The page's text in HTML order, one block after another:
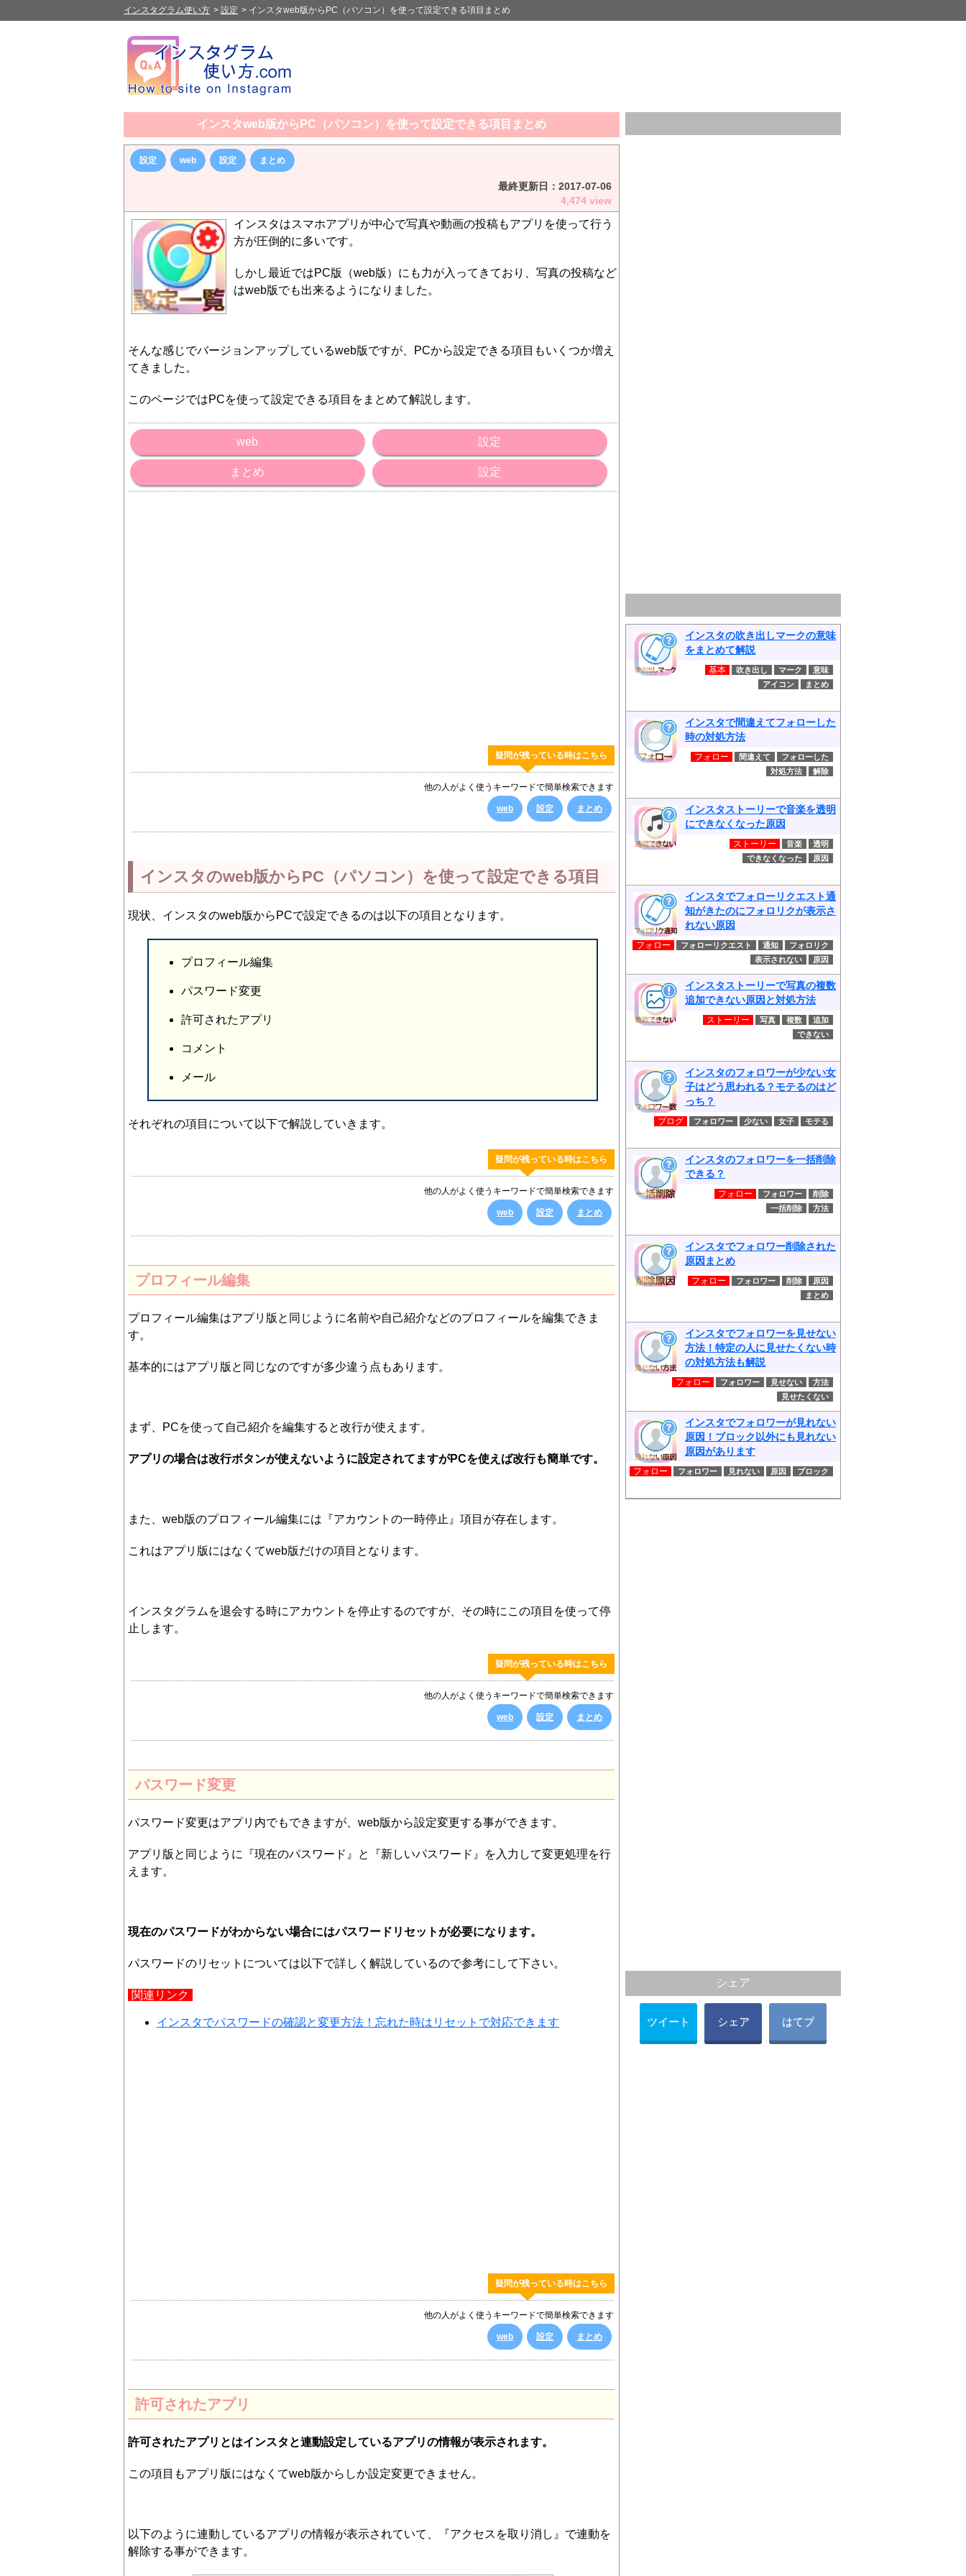
インスタグラム使い方 > 設定 > インスタweb版からPC（パソコン）を使って設定できる項目まとめ
インスタweb版からPC（パソコン）を使って設定できる項目まとめ
設定 web 設定 まとめ
最終更新日： 2017-07-06
4,474 view
インスタはスマホアプリが中心で写真や動画の投稿もアプリを使って行う
方が圧倒的に多いです。
しかし最近ではPC版（web版）にも力が入ってきており、写真の投稿など
はweb版でも出来るようになりました。
そんな感じでバージョンアップしているweb版ですが、PCから設定できる項目もいくつか増え
てきました。
このページではPCを使って設定できる項目をまとめて解説します。
web 設定
まとめ 設定
疑問が残っている時はこちら
他の人がよく使うキーワードで簡単検索できます
web 設定 まとめ
インスタのweb版からPC（パソコン）を使って設定できる項目
現状、インスタのweb版からPCで設定できるのは以下の項目となります。
プロフィール編集
パスワード変更
許可されたアプリ
コメント
メール
それぞれの項目について以下で解説していきます。
疑問が残っている時はこちら
他の人がよく使うキーワードで簡単検索できます
web 設定 まとめ
プロフィール編集
プロフィール編集はアプリ版と同じように名前や自己紹介などのプロフィールを編集できま
す。
基本的にはアプリ版と同じなのですが多少違う点もあります。
まず、PCを使って自己紹介を編集すると改行が使えます。
アプリの場合は改行ボタンが使えないように設定されてますがPCを使えば改行も簡単です。
また、web版のプロフィール編集には『アカウントの一時停止』項目が存在します。
これはアプリ版にはなくてweb版だけの項目となります。
インスタグラムを退会する時にアカウントを停止するのですが、その時にこの項目を使って停
止します。
疑問が残っている時はこちら
他の人がよく使うキーワードで簡単検索できます
web 設定 まとめ
パスワード変更
パスワード変更はアプリ内でもできますが、web版から設定変更する事ができます。
アプリ版と同じように『現在のパスワード』と『新しいパスワード』を入力して変更処理を行
えます。
現在のパスワードがわからない場合にはパスワードリセットが必要になります。
パスワードのリセットについては以下で詳しく解説しているので参考にして下さい。
関連リンク
インスタでパスワードの確認と変更方法！忘れた時はリセットで対応できます
疑問が残っている時はこちら
他の人がよく使うキーワードで簡単検索できます
web 設定 まとめ
許可されたアプリ
許可されたアプリとはインスタと連動設定しているアプリの情報が表示されます。
この項目もアプリ版にはなくてweb版からしか設定変更できません。
以下のように連動しているアプリの情報が表示されていて、『アクセスを取り消し』で連動を
解除する事ができます。
インスタの吹き出しマークの意味
をまとめて解説
基本 吹き出し マーク
意味
アイコン
まとめ
インスタで間違えてフォローした
時の対処方法
フォロー 間違えて
フォローした
対処方法
解除
インスタストーリーで音楽を透明
にできなくなった原因
ストーリー 音楽
透明
できなくなった
原因
インスタでフォローリクエスト通
知がきたのにフォロリクが表示さ
れない原因
フォロー フォローリクエスト 通知
フォロリク
表示されない
原因
インスタストーリーで写真の複数
追加できない原因と対処方法
ストーリー 写真 複数
追加
できない
インスタのフォロワーが少ない女
子はどう思われる？モテるのはど
っち？
ブログ フォロワー 少ない 女子 モテる
インスタのフォロワーを一括削除
できる？
フォロー フォロワー
削除
一括削除
方法
インスタでフォロワー削除された
原因まとめ
フォロー フォロワー 削除
原因
まとめ
インスタでフォロワーを見せない
方法！特定の人に見せたくない時
の対処方法も解説
フォロー フォロワー 見せない
方法
見せたくない
インスタでフォロワーが見れない
原因！ブロック以外にも見れない
原因があります
フォロー フォロワー 見れない 原因 ブロック
シェア
ツイート シェア はてブ